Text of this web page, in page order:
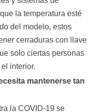
la temperatura esté
del modelo, estos
cerraduras con llave
solo ciertas personas
interior.
mantenerse tan
la COVID-19 se